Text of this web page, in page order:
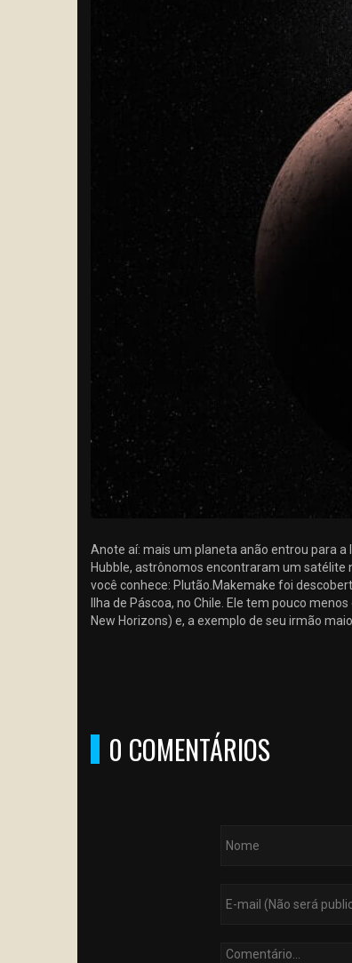
Anote aí: mais um planeta anão entrou para a
Hubble, astrônomos encontraram um satélite
você conhece: Plutão.Makemake foi
Ilha de Páscoa, no Chile. Ele tem pouco
New Horizons) e, a exemplo de seu irmão
0 COMENTÁRIOS